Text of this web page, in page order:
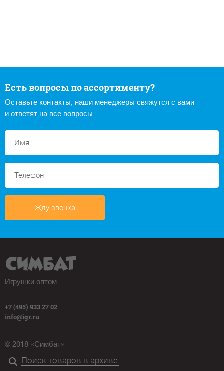
Есть вопросы по ассортименту?
Оставьте контакты, наши менеджеры свяжутся с вами
и ответят на все вопросы
Жду звонка
Игрушки оптом
+7 (495) 933 27 02
info@igr.ru
© 2018 «Симбат»